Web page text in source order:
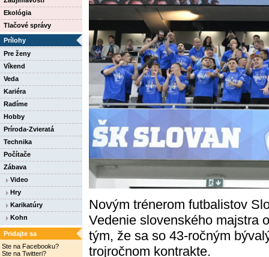
Ekológia
Tlačové správy
Prílohy
Pre ženy
Víkend
Veda
Kariéra
Radíme
Hobby
Príroda-Zvieratá
Technika
Počítače
Zábava
Video
Hry
Karikatúry
Kohn
Pridajte sa
Ste na Facebooku?
Ste na Twitteri?
Novým trénerom futbalistov
Vedenie slovenského majstra
tým, že sa so 43-ročným
trojročnom kontrakte.